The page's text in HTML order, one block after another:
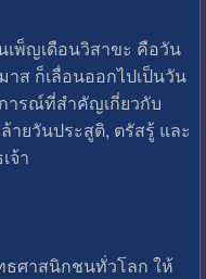
เพ็ญเดือนวิสาขะ คือวัน
ส ก็เลื่อนออกไปเป็นวัน
ารณ์ที่สำคัญเกี่ยวกับ
ายวันประสูติ, ตรัสรู้ และ
จ้า
ธศาสนิกชนทั่วโลก ให้